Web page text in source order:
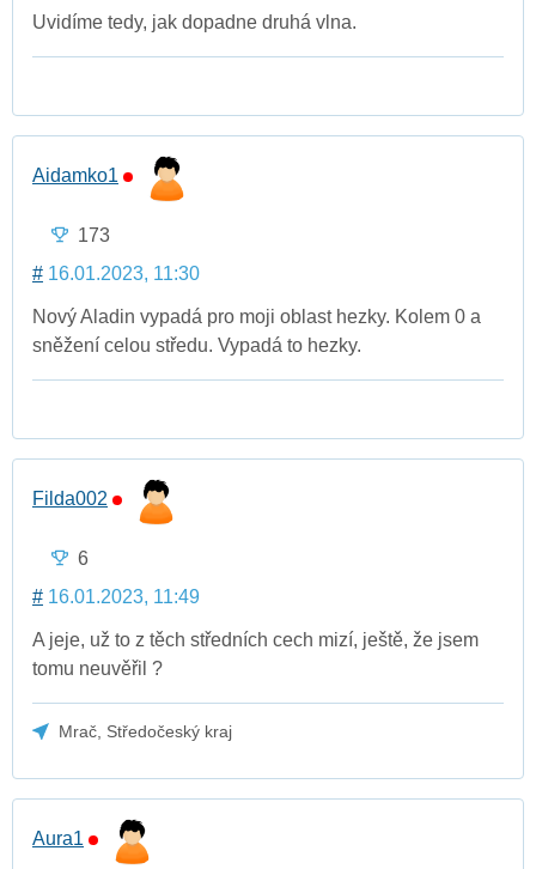
Uvidíme tedy, jak dopadne druhá vlna.
Aidamko1
173
# 16.01.2023, 11:30
Nový Aladin vypadá pro moji oblast hezky. Kolem 0 a
sněžení celou středu. Vypadá to hezky.
Filda002
6
# 16.01.2023, 11:49
A jeje, už to z těch středních cech mizí, ještě, že jsem
tomu neuvěřil ?
Mrač, Středočeský kraj
Aura1